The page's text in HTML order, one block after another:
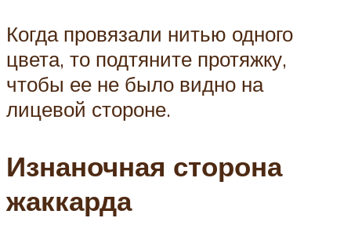
Когда провязали нитью одного
цвета, то подтяните протяжку,
чтобы ее не было видно на
лицевой стороне.
Изнаночная сторона
жаккарда